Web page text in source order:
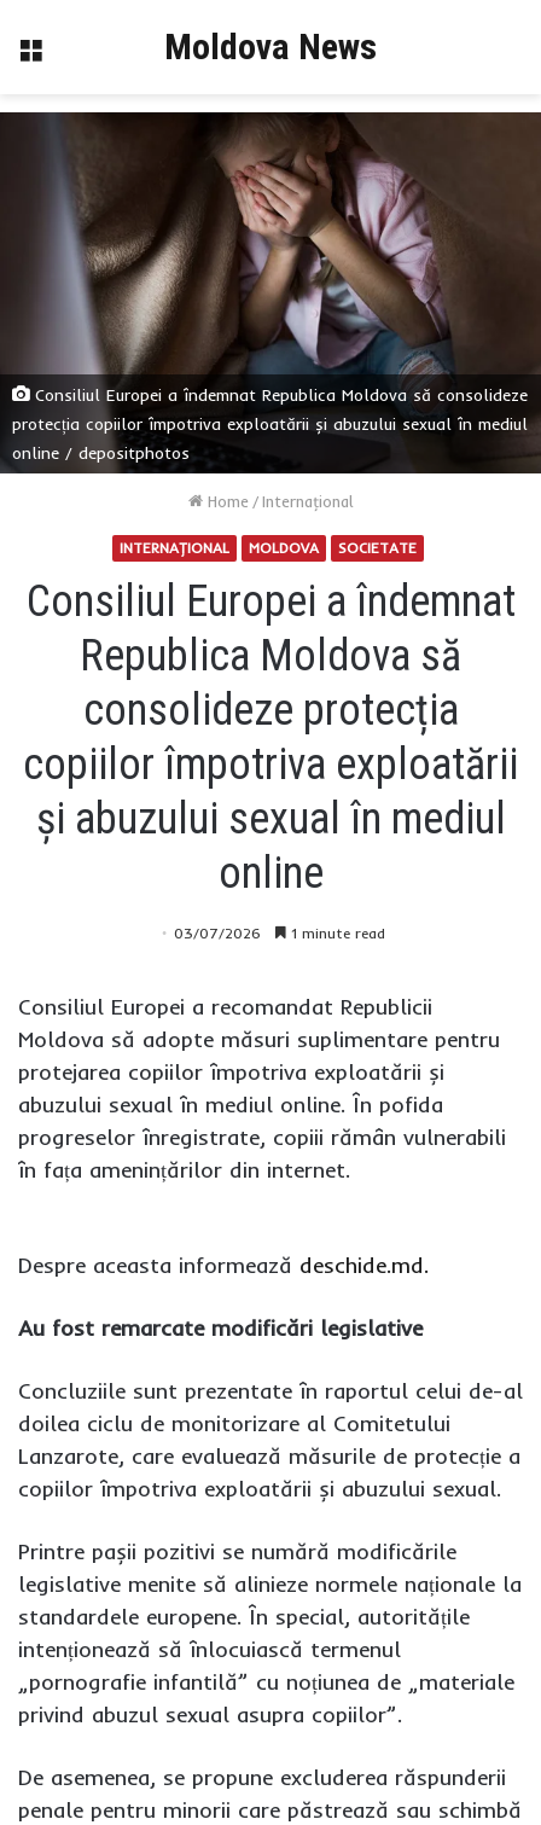
Menu Moldova News
Consiliul Europei a îndemnat Republica Moldova să consolideze
protecția copiilor împotriva exploatării și abuzului sexual în mediul
online / depositphotos
Home / Internaţional
INTERNAŢIONAL MOLDOVA SOCIETATE
Consiliul Europei a îndemnat
Republica Moldova să
consolideze protecția
copiilor împotriva exploatării
și abuzului sexual în mediul
online
03/07/2026 1 minute read
Consiliul Europei a recomandat Republicii
Moldova să adopte măsuri suplimentare pentru
protejarea copiilor împotriva exploatării și
abuzului sexual în mediul online. În pofida
progreselor înregistrate, copiii rămân vulnerabili
în fața amenințărilor din internet.
Despre aceasta informează deschide.md.
Au fost remarcate modificări legislative
Concluziile sunt prezentate în raportul celui de-al
doilea ciclu de monitorizare al Comitetului
Lanzarote, care evaluează măsurile de protecție a
copiilor împotriva exploatării și abuzului sexual.
Printre pașii pozitivi se numără modificările
legislative menite să alinieze normele naționale la
standardele europene. În special, autoritățile
intenționează să înlocuiască termenul
„pornografie infantilă” cu noțiunea de „materiale
privind abuzul sexual asupra copiilor”.
De asemenea, se propune excluderea răspunderii
penale pentru minorii care păstrează sau schimbă